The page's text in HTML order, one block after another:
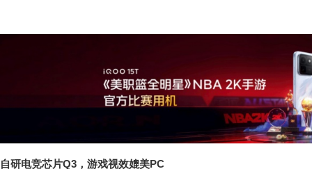
自研电竞芯片Q3，游戏视效媲美PC